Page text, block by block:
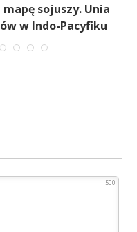
sojuszy. Unia
w Indo-Pacyfiku
500